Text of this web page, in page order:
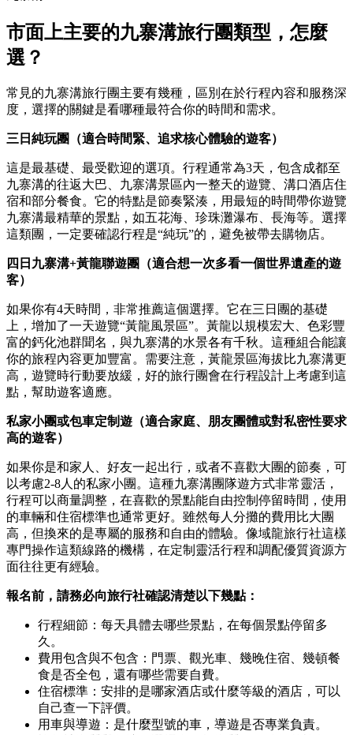
市面上主要的九寨溝旅行團類型，怎麼
選？
常見的九寨溝旅行團主要有幾種，區別在於行程內容和服務深
度，選擇的關鍵是看哪種最符合你的時間和需求。
三日純玩團（適合時間緊、追求核心體驗的遊客）
這是最基礎、最受歡迎的選項。行程通常為3天，包含成都至
九寨溝的往返大巴、九寨溝景區內一整天的遊覽、溝口酒店住
宿和部分餐食。它的特點是節奏緊湊，用最短的時間帶你遊覽
九寨溝最精華的景點，如五花海、珍珠灘瀑布、長海等。選擇
這類團，一定要確認行程是“純玩”的，避免被帶去購物店。
四日九寨溝+黃龍聯遊團（適合想一次多看一個世界遺產的遊
客）
如果你有4天時間，非常推薦這個選擇。它在三日團的基礎
上，增加了一天遊覽“黃龍風景區”。黃龍以規模宏大、色彩豐
富的鈣化池群聞名，與九寨溝的水景各有千秋。這種組合能讓
你的旅程內容更加豐富。需要注意，黃龍景區海拔比九寨溝更
高，遊覽時行動要放緩，好的旅行團會在行程設計上考慮到這
點，幫助遊客適應。
私家小團或包車定制遊（適合家庭、朋友團體或對私密性要求
高的遊客）
如果你是和家人、好友一起出行，或者不喜歡大團的節奏，可
以考慮2-8人的私家小團。這種九寨溝團隊遊方式非常靈活，
行程可以商量調整，在喜歡的景點能自由控制停留時間，使用
的車輛和住宿標準也通常更好。雖然每人分攤的費用比大團
高，但換來的是專屬的服務和自由的體驗。像域龍旅行社這樣
專門操作這類線路的機構，在定制靈活行程和調配優質資源方
面往往更有經驗。
報名前，請務必向旅行社確認清楚以下幾點：
行程細節：每天具體去哪些景點，在每個景點停留多
久。
費用包含與不包含：門票、觀光車、幾晚住宿、幾頓餐
食是否全包，還有哪些需要自費。
住宿標準：安排的是哪家酒店或什麼等級的酒店，可以
自己查一下評價。
用車與導遊：是什麼型號的車，導遊是否專業負責。